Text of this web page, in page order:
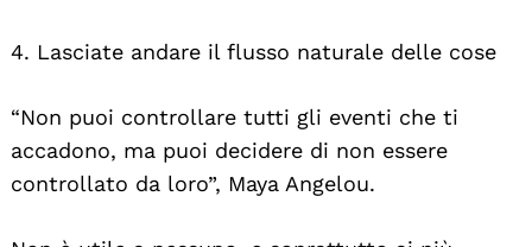
4. Lasciate andare il flusso naturale delle cose
“Non puoi controllare tutti gli eventi che ti
accadono, ma puoi decidere di non essere
controllato da loro”, Maya Angelou.